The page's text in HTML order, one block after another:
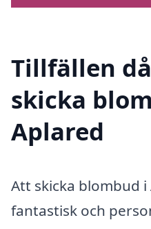
Tillfällen
skicka
Aplared
Att skicka blombud
fantastisk och